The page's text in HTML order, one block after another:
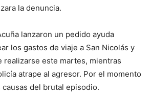
la denuncia.
lanzaron un pedido ayuda
los gastos de viaje a San Nicolás y
realizarse este martes, mientras
atrape al agresor. Por el momento
del brutal episodio.